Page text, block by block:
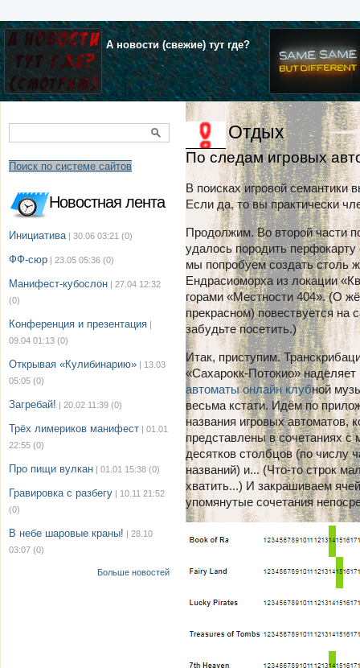
А новости (свежие) тут где?
Поиск по системе сайтов
Новостная лента
Инициатива | 30.06 03:21 (0)
ФФ-сюр | 23.05 05:36 (0)
Манифест-кубослон | 27.04 12:32
(0)
Конференция и презентация |
09.04 01:13 (0)
Открывая «Кулибинарию» | 13.03
05:05 (0)
Загребай! | 20.02 11:39 (0)
Трёх лимериков манифест | 01.01
22:55 (0)
Про пищи вулкан | 01.01 15:38 (0)
Гравировка с разбегу | 10.11 21:52
(0)
В небе шаровые краны! | 28.10
03:07 (0)
Больше новостей
Отдых
По следам игровых
В поисках игровой семантики
Если да, то вы практически
Продолжим. Во второй части
удалось породить
мы попробуем создать столь
Ендрасиоморха из локации
горами «Местности 404». (О
прекрасном) повествуется на
забудьте посетить.)
Итак, приступим.
«Сахарокк-Потокио»
автоматы онлайн клубной
весьма кстати. Идём по
названия игровых автоматов,
представлены в сочетаниях с
десятков столбцов (по числу
названий) и... (Что-то строк
хватить...) И закрашиваем
упомянутые сочетания